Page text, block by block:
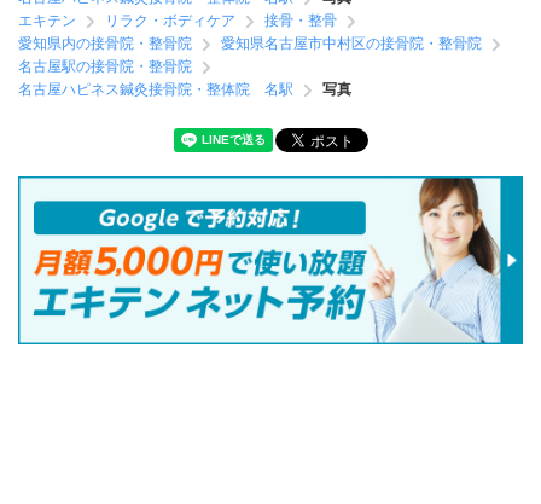
エキテン
リラク・ボディケア
接骨・整骨
愛知県内の接骨院・整骨院
愛知県名古屋市中村区の接骨院・整骨院
名古屋駅の接骨院・整骨院
名古屋ハピネス鍼灸接骨院・整体院 名駅
写真